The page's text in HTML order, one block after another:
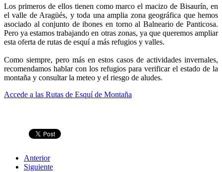
Los primeros de ellos tienen como marco el macizo de Bisaurín, en
el valle de Aragüés, y toda una amplia zona geográfica que hemos
asociado al conjunto de ibones en torno al Balneario de Panticosa.
Pero ya estamos trabajando en otras zonas, ya que queremos ampliar
esta oferta de rutas de esquí a más refugios y valles.
Como siempre, pero más en estos casos de actividades invernales,
recomendamos hablar con los refugios para verificar el estado de la
montaña y consultar la meteo y el riesgo de aludes.
Accede a las Rutas de Esquí de Montaña
Anterior
Siguiente